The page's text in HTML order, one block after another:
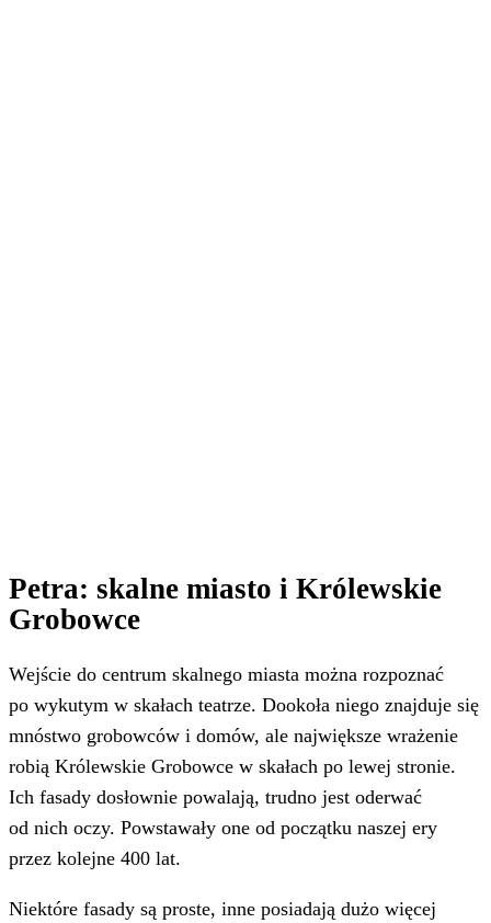
Petra: skalne miasto i Królewskie
Grobowce
Wejście do centrum skalnego miasta można rozpoznać
po wykutym w skałach teatrze. Dookoła niego znajduje się
mnóstwo grobowców i domów, ale największe wrażenie
robią Królewskie Grobowce w skałach po lewej stronie.
Ich fasady dosłownie powalają, trudno jest oderwać
od nich oczy. Powstawały one od początku naszej ery
przez kolejne 400 lat.
Niektóre fasady są proste, inne posiadają dużo więcej